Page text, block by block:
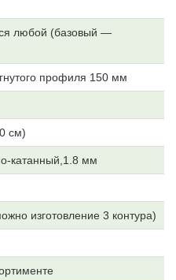
любой (базовый —
профиля 150 мм
см)
катанный,1.8 мм
изготовление 3 контура)